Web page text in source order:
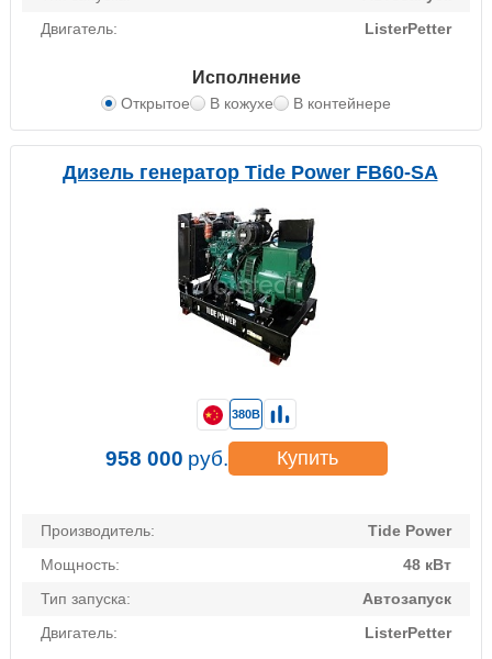
Двигатель:
ListerPetter
Исполнение
Открытое В кожухе В контейнере
Дизель генератор Tide Power FB60-SA
Производитель:
Tide Power
Мощность:
48 кВт
Тип запуска:
Автозапуск
Двигатель:
ListerPetter
380В
958 000 руб. Купить